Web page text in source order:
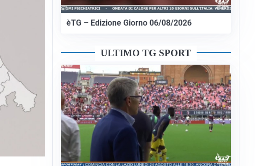
èTG – Edizione Giorno 06/08/2026
ULTIMO TG SPORT